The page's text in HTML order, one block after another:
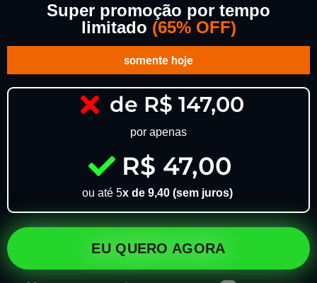
Super promoção por tempo
limitado (65% OFF)
somente hoje
de R$ 147,00
por apenas
R$ 47,00
ou até 5x de 9,40 (sem juros)
EU QUERO AGORA